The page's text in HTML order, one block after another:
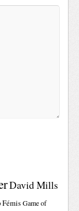
David Mills
Fémis Game of